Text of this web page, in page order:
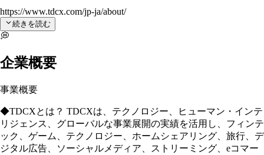
https://www.tdcx.com/jp-ja/about/
続きを読む
💭
企業概要
事業概要
◆TDCXとは？ TDCXは、テクノロジー、ヒューマン・インテ
リジェンス、グローバルな事業展開の実績を活用し、フィンテ
ック、ゲーム、テクノロジー、ホームシェアリング、旅行、デ
ジタル広告、ソーシャルメディア、ストリーミング、eコマー